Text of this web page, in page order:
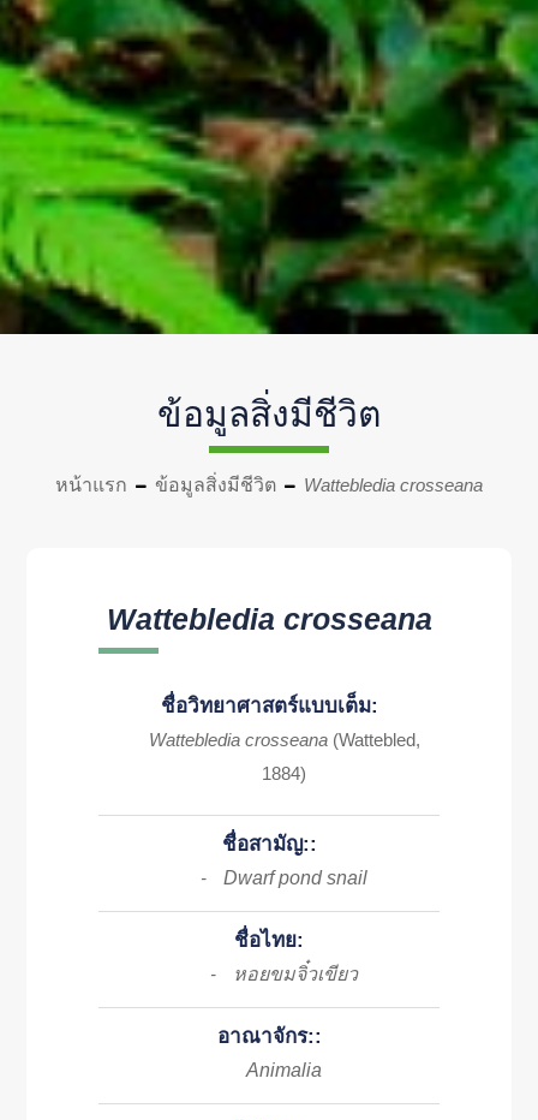
ข้อมูลสิ่งมีชีวิต
หน้าแรก ข้อมูลสิ่งมีชีวิต Wattebledia crosseana
Wattebledia crosseana
ชื่อวิทยาศาสตร์แบบเต็ม:
Wattebledia crosseana (Wattebled,
1884)
ชื่อสามัญ::
- Dwarf pond snail
ชื่อไทย:
- หอยขมจิ๋วเขียว
อาณาจักร::
Animalia